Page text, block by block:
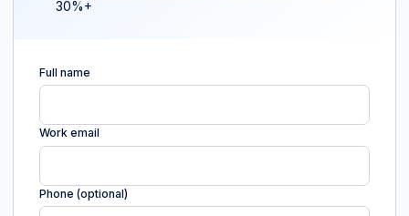
30%+
Full name
Work email
Phone (optional)